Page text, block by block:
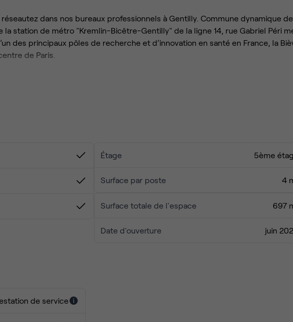
dans nos bureaux professionnels à Gentilly. Commune dynamique
la station de métro "Kremlin-Bicêtre-Gentilly" de la ligne 14, rue Gabriel Péri
des principaux pôles de recherche et d’innovation en santé en France, la
de Paris.
Étage 5ème
Surface par poste 4
Surface totale de l'espace 697
Date d'ouverture juin
de service